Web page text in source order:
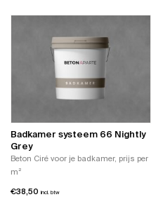
Badkamer systeem 66 Nightly
Grey
Beton Ciré voor je badkamer, prijs per
m²
€38,50 incl. btw